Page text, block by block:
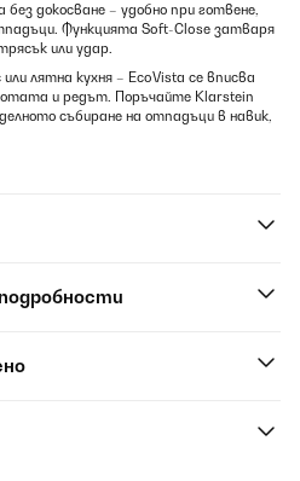
докосване – удобно при готвене,
Функцията Soft-Close затваря
или удар.
лятна кухня – EcoVista се вписва
и редът. Поръчайте Klarstein
събиране на отпадъци в навик,